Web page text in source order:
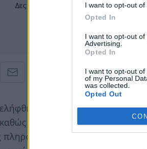
I want to opt-out of
Opted In
I want to opt-out
Advertising.
Opted In
I want to opt-out
of my Personal
was collected.
Opted Out
Δες περισσότερα άρθρα του
στα
σήμερα το πρωί και θα
μαχαίρωσε το σκυλάκι
υπό την επίρροια